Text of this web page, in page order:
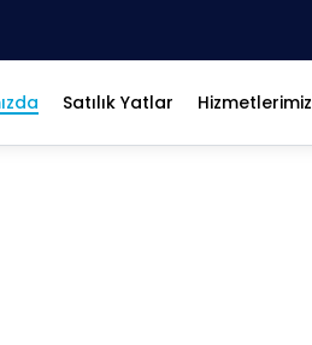
Satılık Yatlar Hizmetlerimiz